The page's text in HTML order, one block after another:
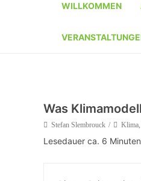
WILLKOMMEN
REGISTRIERUNG
VERANSTALTUNG
Was
Stefan Slembrouck Klima,
Lesedauer ca. 6 Minuten